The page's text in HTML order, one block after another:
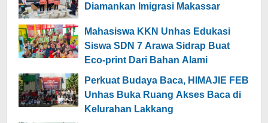
Diamankan Imigrasi Makassar
Mahasiswa KKN Unhas Edukasi
Siswa SDN 7 Arawa Sidrap Buat
Eco-print Dari Bahan Alami
Perkuat Budaya Baca, HIMAJIE FEB
Unhas Buka Ruang Akses Baca di
Kelurahan Lakkang